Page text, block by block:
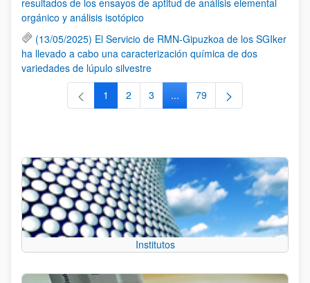
orgánico y análisis isotópico
(13/05/2025) El Servicio de RMN-Gipuzkoa de los SGIker
ha llevado a cabo una caracterización química de dos
variedades de lúpulo silvestre
Página
1 Página
2 Página
3 ...Páginas intermedias Use TAB
Página
79
Institutos